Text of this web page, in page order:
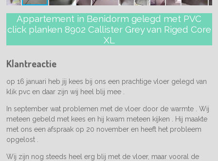
Appartement in Benidorm gelegd met PVC
click planken 8902 Callister Grey van Riged Core
XL
Klantreactie
op 16 januari heb jij kees bij ons een prachtige vloer gelegd van
klik pvc en daar zijn wij heel blij mee .
In september wat problemen met de vloer door de warmte . Wij
meteen gebeld met kees en hij kwam meteen kijken . Hij maakte
met ons een afspraak op 20 november en heeft het probleem
opgelost .
Wij zijn nog steeds heel erg blij met de vloer, maar vooral de